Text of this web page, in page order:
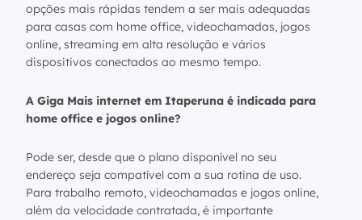
opções mais rápidas tendem a ser mais adequadas
para casas com home office, videochamadas, jogos
online, streaming em alta resolução e vários
dispositivos conectados ao mesmo tempo.
A Giga Mais internet em Itaperuna é indicada para
home office e jogos online?
Pode ser, desde que o plano disponível no seu
endereço seja compatível com a sua rotina de uso.
Para trabalho remoto, videochamadas e jogos online,
além da velocidade contratada, é importante